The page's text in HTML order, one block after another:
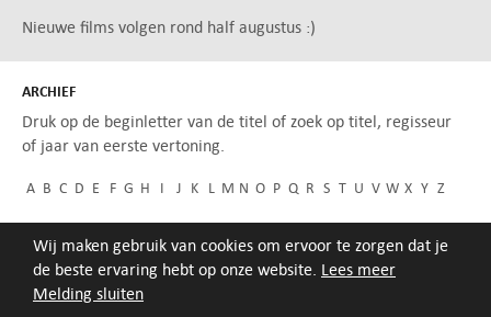
Melding sluiten
Wij maken gebruik van cookies om ervoor te zorgen dat je
de beste ervaring hebt op onze website. Lees meer
Nieuwe films volgen rond half augustus :)
ARCHIEF
Druk op de beginletter van de titel of zoek op titel, regisseur
of jaar van eerste vertoning.
A B C D E F G H I J K L M N O P Q R S T U V W X Y Z